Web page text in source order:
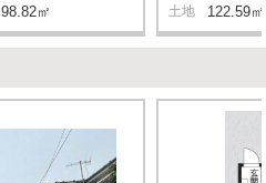
98.82㎡ 土地 122.59㎡